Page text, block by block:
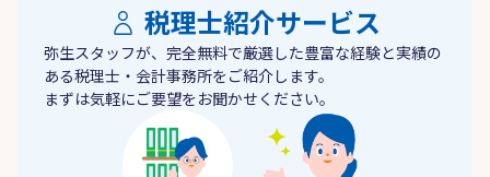
税理士紹介サービス
弥生スタッフが、完全無料で厳選した豊富な経験と実績の
ある税理士・会計事務所をご紹介します。
まずは気軽にご要望をお聞かせください。